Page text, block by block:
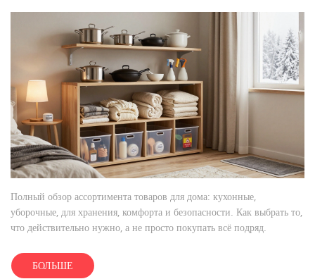
Полный обзор ассортимента товаров для дома: кухонные,
уборочные, для хранения, комфорта и безопасности. Как выбрать то,
что действительно нужно, а не просто покупать всё подряд.
БОЛЬШЕ